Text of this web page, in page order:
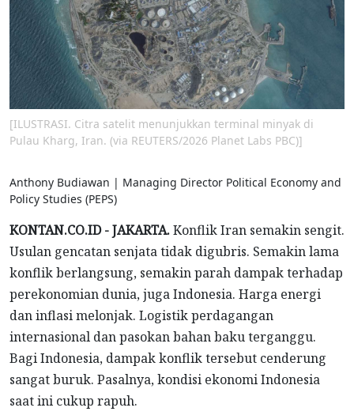
[ILUSTRASI. Citra satelit menunjukkan terminal minyak di
Pulau Kharg, Iran. (via REUTERS/2026 Planet Labs PBC)]
Anthony Budiawan | Managing Director Political Economy and
Policy Studies (PEPS)
KONTAN.CO.ID - JAKARTA.Konflik Iran semakin sengit.
Usulan gencatan senjata tidak digubris. Semakin lama
konflik berlangsung, semakin parah dampak terhadap
perekonomian dunia, juga Indonesia. Harga energi
dan inflasi melonjak. Logistik perdagangan
internasional dan pasokan bahan baku terganggu.
Bagi Indonesia, dampak konflik tersebut cenderung
sangat buruk. Pasalnya, kondisi ekonomi Indonesia
saat ini cukup rapuh.